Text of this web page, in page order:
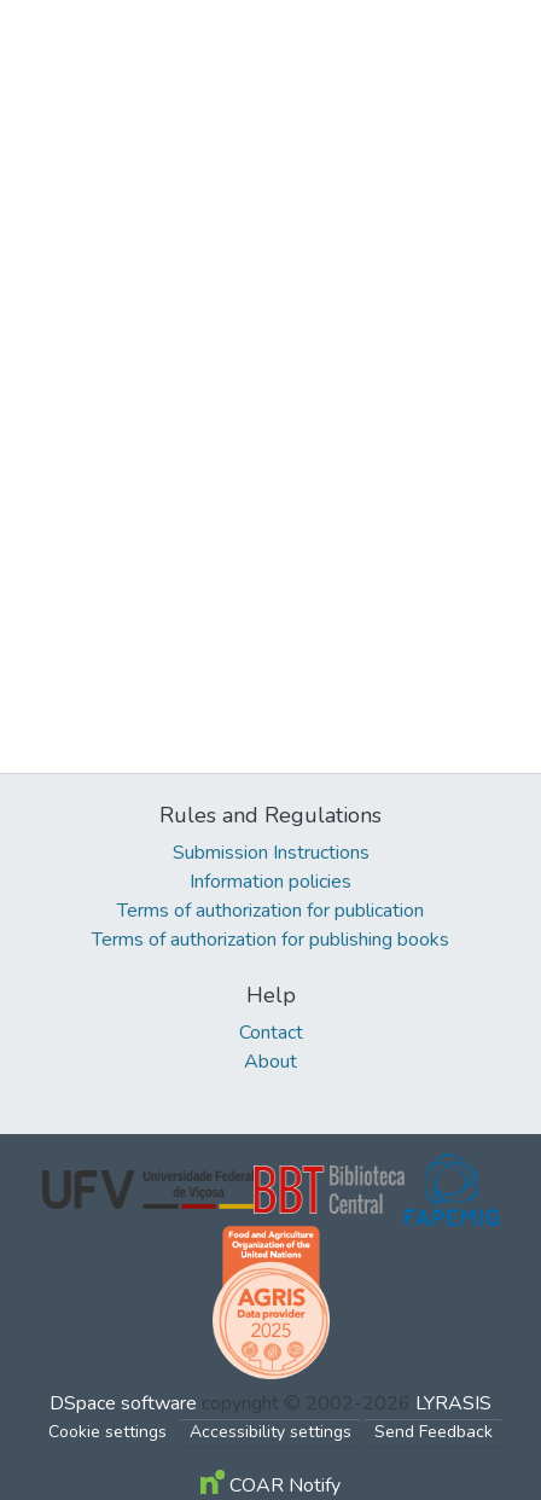
Rules and Regulations
Submission Instructions
Information policies
Terms of authorization for publication
Terms of authorization for publishing books
Help
Contact
About
DSpace software copyright © 2002-2026 LYRASIS
Cookie settings Accessibility settings Send Feedback
COAR Notify